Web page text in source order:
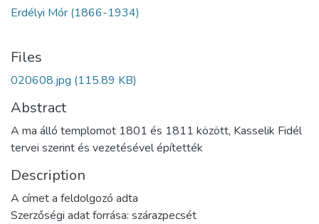
Erdélyi Mór (1866-1934)
Files
020608.jpg (115.89 KB)
Abstract
A ma álló templomot 1801 és 1811 között, Kasselik Fidél
tervei szerint és vezetésével építették
Description
A címet a feldolgozó adta
Szerzőségi adat forrása: szárazpecsét